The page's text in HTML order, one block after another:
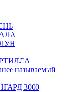
называемый
3000